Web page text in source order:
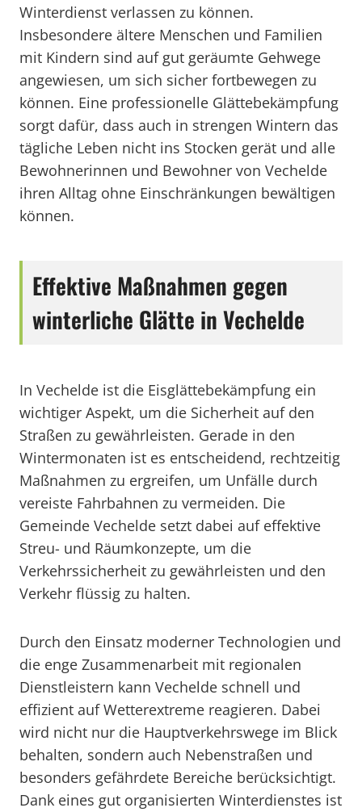
Winterdienst verlassen zu können.
Insbesondere ältere Menschen und Familien
mit Kindern sind auf gut geräumte Gehwege
angewiesen, um sich sicher fortbewegen zu
können. Eine professionelle Glättebekämpfung
sorgt dafür, dass auch in strengen Wintern das
tägliche Leben nicht ins Stocken gerät und alle
Bewohnerinnen und Bewohner von Vechelde
ihren Alltag ohne Einschränkungen bewältigen
können.
Effektive Maßnahmen gegen
winterliche Glätte in Vechelde
In Vechelde ist die Eisglättebekämpfung ein
wichtiger Aspekt, um die Sicherheit auf den
Straßen zu gewährleisten. Gerade in den
Wintermonaten ist es entscheidend, rechtzeitig
Maßnahmen zu ergreifen, um Unfälle durch
vereiste Fahrbahnen zu vermeiden. Die
Gemeinde Vechelde setzt dabei auf effektive
Streu- und Räumkonzepte, um die
Verkehrssicherheit zu gewährleisten und den
Verkehr flüssig zu halten.
Durch den Einsatz moderner Technologien und
die enge Zusammenarbeit mit regionalen
Dienstleistern kann Vechelde schnell und
effizient auf Wetterextreme reagieren. Dabei
wird nicht nur die Hauptverkehrswege im Blick
behalten, sondern auch Nebenstraßen und
besonders gefährdete Bereiche berücksichtigt.
Dank eines gut organisierten Winterdienstes ist